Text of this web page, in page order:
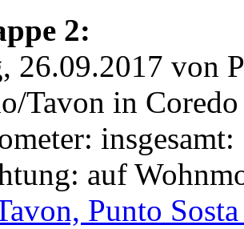
2:
26.09.2017 von
Tavon in Coredo
auf
Punto